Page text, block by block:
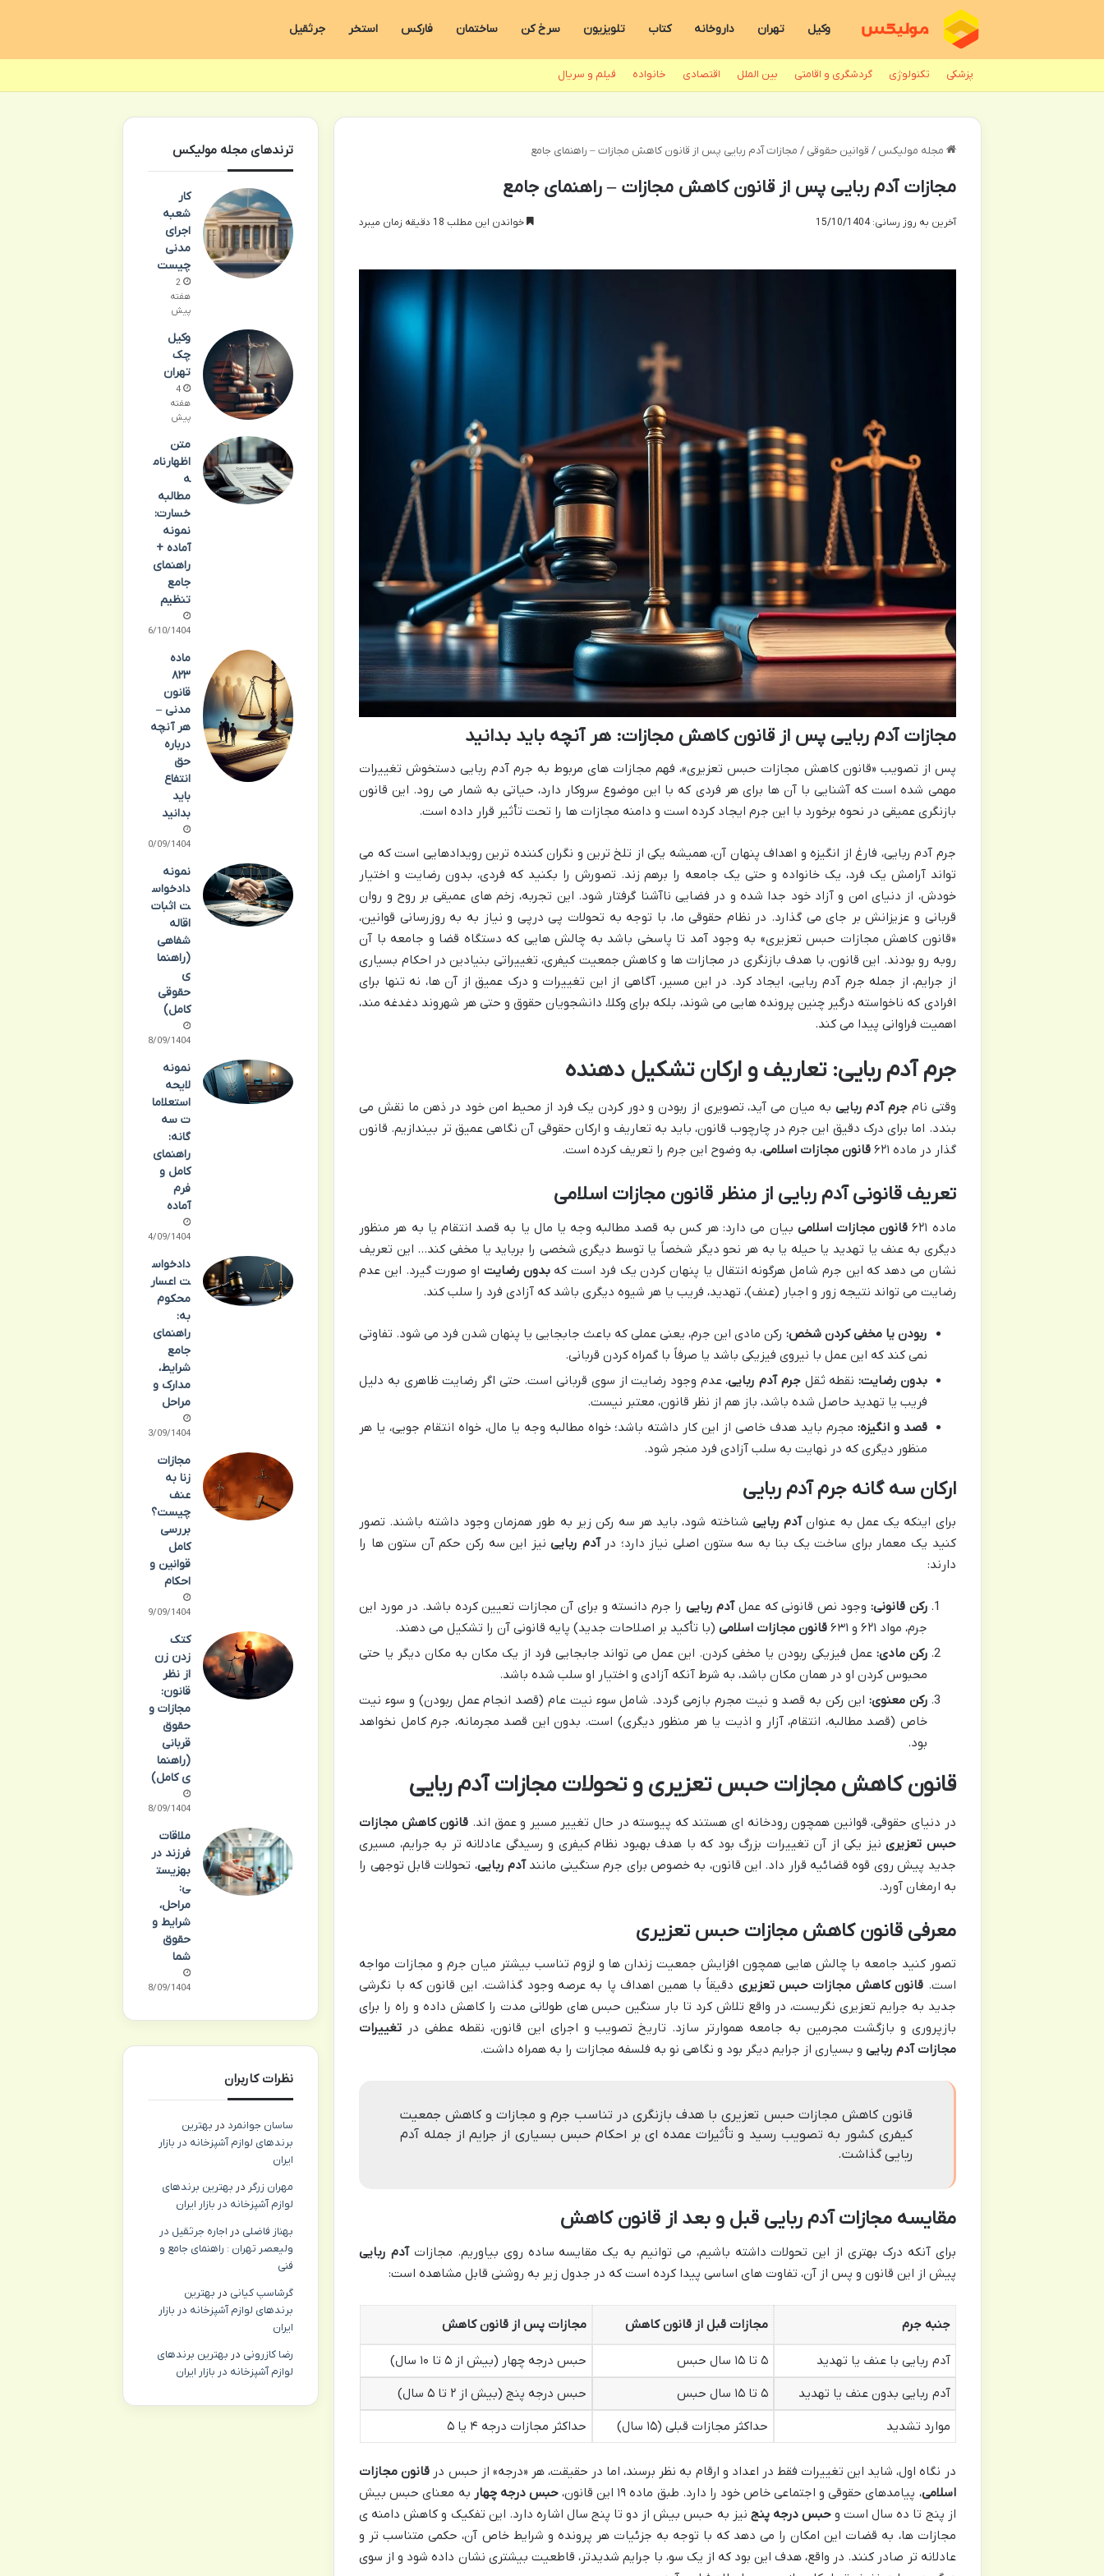
وکیل تهران داروخانه کتاب تلویزیون سرخ کن ساختمان فارکس استخر جرثقیل
پزشکی تکنولوژی گردشگری و اقامتی بین الملل اقتصادی خانواده فیلم و سریال
مجله مولیکس / قوانین حقوقی / مجازات آدم ربایی پس از قانون کاهش مجازات – راهنمای جامع
مجازات آدم ربایی پس از قانون کاهش مجازات – راهنمای جامع
آخرین به روز رسانی: 15/10/1404 خواندن این مطلب 18 دقیقه زمان میبرد
مجازات آدم ربایی پس از قانون کاهش مجازات: هر آنچه باید بدانید
پس از تصویب «قانون کاهش مجازات حبس تعزیری»، فهم مجازات های مربوط به جرم آدم ربایی دستخوش تغییرات
مهمی شده است که آشنایی با آن ها برای هر فردی که با این موضوع سروکار دارد، حیاتی به شمار می رود. این قانون
بازنگری عمیقی در نحوه برخورد با این جرم ایجاد کرده است و دامنه مجازات ها را تحت تأثیر قرار داده است.
جرم آدم ربایی، فارغ از انگیزه و اهداف پنهان آن، همیشه یکی از تلخ ترین و نگران کننده ترین رویدادهایی است که می
تواند آرامش یک فرد، یک خانواده و حتی یک جامعه را برهم زند. تصورش را بکنید که فردی، بدون رضایت و اختیار
خودش، از دنیای امن و آزاد خود جدا شده و در فضایی ناآشنا گرفتار شود. این تجربه، زخم های عمیقی بر روح و روان
قربانی و عزیزانش بر جای می گذارد. در نظام حقوقی ما، با توجه به تحولات پی درپی و نیاز به به روزرسانی قوانین،
«قانون کاهش مجازات حبس تعزیری» به وجود آمد تا پاسخی باشد به چالش هایی که دستگاه قضا و جامعه با آن
روبه رو بودند. این قانون، با هدف بازنگری در مجازات ها و کاهش جمعیت کیفری، تغییراتی بنیادین در احکام بسیاری
از جرایم، از جمله جرم آدم ربایی، ایجاد کرد. در این مسیر، آگاهی از این تغییرات و درک عمیق از آن ها، نه تنها برای
افرادی که ناخواسته درگیر چنین پرونده هایی می شوند، بلکه برای وکلا، دانشجویان حقوق و حتی هر شهروند دغدغه مند،
اهمیت فراوانی پیدا می کند.
جرم آدم ربایی: تعاریف و ارکان تشکیل دهنده
وقتی نام جرم آدم ربایی به میان می آید، تصویری از ربودن و دور کردن یک فرد از محیط امن خود در ذهن ما نقش می
بندد. اما برای درک دقیق این جرم در چارچوب قانون، باید به تعاریف و ارکان حقوقی آن نگاهی عمیق تر بیندازیم. قانون
گذار در ماده ۶۲۱
قانون مجازات اسلامی، به وضوح این جرم را تعریف کرده است.
تعریف قانونی آدم ربایی از منظر قانون مجازات اسلامی
ماده ۶۲۱ قانون مجازات اسلامی بیان می دارد: هر کس به قصد مطالبه وجه یا مال یا به قصد انتقام یا به هر منظور
دیگری به عنف یا تهدید یا حیله یا به هر نحو دیگر شخصاً یا توسط دیگری شخصی را برباید یا مخفی کند… این تعریف
نشان می دهد که این جرم شامل هرگونه انتقال یا پنهان کردن یک فرد است کهبدون رضایت او صورت گیرد. این عدم
رضایت می تواند نتیجه زور و اجبار (عنف)، تهدید، فریب یا هر شیوه دیگری باشد که آزادی فرد را سلب کند.
ربودن یا مخفی کردن شخص: رکن مادی این جرم، یعنی عملی که باعث جابجایی یا پنهان شدن فرد می شود. تفاوتی
نمی کند که این عمل با نیروی فیزیکی باشد یا صرفاً با گمراه کردن قربانی.
بدون رضایت: نقطه ثقلجرم آدم ربایی، عدم وجود رضایت از سوی قربانی است. حتی اگر رضایت ظاهری به دلیل
فریب یا تهدید حاصل شده باشد، باز هم از نظر قانون، معتبر نیست.
قصد و انگیزه: مجرم باید هدف خاصی از این کار داشته باشد؛ خواه مطالبه وجه یا مال، خواه انتقام جویی، یا هر
منظور دیگری که در نهایت به سلب آزادی فرد منجر شود.
ارکان سه گانه جرم آدم ربایی
برای اینکه یک عمل به عنوانآدم ربایی شناخته شود، باید هر سه رکن زیر به طور همزمان وجود داشته باشند. تصور
کنید یک معمار برای ساخت یک بنا به سه ستون اصلی نیاز دارد؛ درآدم ربایینیز این سه رکن حکم آن ستون ها را
دارند:
رکن قانونی:وجود نص قانونی که عملآدم ربایی را جرم دانسته و برای آن مجازات تعیین کرده باشد. در مورد این
جرم، مواد ۶۲۱ و ۶۳۱
قانون مجازات اسلامی (با تأکید بر اصلاحات جدید) پایه قانونی آن را تشکیل می دهند.
رکن مادی: عمل فیزیکی ربودن یا مخفی کردن. این عمل می تواند جابجایی فرد از یک مکان به مکان دیگر یا حتی
محبوس کردن او در همان مکان باشد، به شرط آنکه آزادی و اختیار او سلب شده باشد.
رکن معنوی: این رکن به قصد و نیت مجرم بازمی گردد. شامل سوء نیت عام (قصد انجام عمل ربودن) و سوء نیت
خاص (قصد مطالبه، انتقام، آزار و اذیت یا هر منظور دیگری) است. بدون این قصد مجرمانه، جرم کامل نخواهد
بود.
قانون کاهش مجازات حبس تعزیری و تحولات مجازات آدم ربایی
در دنیای حقوقی، قوانین همچون رودخانه ای هستند که پیوسته در حال تغییر مسیر و عمق اند. قانون کاهش مجازات
حبس تعزیرینیز یکی از آن تغییرات بزرگ بود که با هدف بهبود نظام کیفری و رسیدگی عادلانه تر به جرایم، مسیری
جدید پیش روی قوه قضائیه قرار داد. این قانون، به خصوص برای جرم سنگینی مانندآدم ربایی، تحولات قابل توجهی را
به ارمغان آورد.
معرفی قانون کاهش مجازات حبس تعزیری
تصور کنید جامعه با چالش هایی همچون افزایش جمعیت زندان ها و لزوم تناسب بیشتر میان جرم و مجازات مواجه
است. قانون کاهش مجازات حبس تعزیری دقیقاً با همین اهداف پا به عرصه وجود گذاشت. این قانون که با نگرشی
جدید به جرایم تعزیری نگریست، در واقع تلاش کرد تا بار سنگین حبس های طولانی مدت را کاهش داده و راه را برای
بازپروری و بازگشت مجرمین به جامعه هموارتر سازد. تاریخ تصویب و اجرای این قانون، نقطه عطفی در تغییرات
مجازات آدم ربایی و بسیاری از جرایم دیگر بود و نگاهی نو به فلسفه مجازات را به همراه داشت.
قانون کاهش مجازات حبس تعزیری با هدف بازنگری در تناسب جرم و مجازات و کاهش جمعیت
کیفری کشور به تصویب رسید و تأثیرات عمده ای بر احکام حبس بسیاری از جرایم از جمله آدم
ربایی گذاشت.
مقایسه مجازات آدم ربایی قبل و بعد از قانون کاهش
برای آنکه درک بهتری از این تحولات داشته باشیم، می توانیم به یک مقایسه ساده روی بیاوریم. مجازاتآدم ربایی
پیش از این قانون و پس از آن، تفاوت های اساسی پیدا کرده است که در جدول زیر به روشنی قابل مشاهده است:
جنبه جرم مجازات قبل از قانون کاهش مجازات پس از قانون کاهش
آدم ربایی با عنف یا تهدید ۵ تا ۱۵ سال حبس
حبس درجه چهار (بیش از ۵ تا ۱۰ سال)
آدم ربایی بدون عنف یا تهدید
۵ تا ۱۵ سال حبس
حبس درجه پنج (بیش از ۲ تا ۵ سال)
موارد تشدید
حداکثر مجازات قبلی (۱۵ سال) حداکثر مجازات درجه ۴ یا ۵
در نگاه اول، شاید این تغییرات فقط در اعداد و ارقام به نظر برسند، اما در حقیقت، هر «درجه» از حبس در قانون مجازات
اسلامی، پیامدهای حقوقی و اجتماعی خاص خود را دارد. طبق ماده ۱۹ این قانون، حبس درجه چهار به معنای حبس بیش
از پنج تا ده سال است وحبس درجه پنج نیز به حبس بیش از دو تا پنج سال اشاره دارد. این تفکیک و کاهش دامنه ی
مجازات ها، به قضات این امکان را می دهد که با توجه به جزئیات هر پرونده و شرایط خاص آن، حکمی متناسب تر و
عادلانه تر صادر کنند. در واقع، هدف این بود که از یک سو، با جرایم شدیدتر، قاطعیت بیشتری نشان داده شود و از سوی
ترندهای مجله مولیکس
کار
شعبه
اجرای
مدنی
چیست
2
هفته
پیش
وکیل
چک
تهران
4
هفته
پیش
متن
اظهارنام
ه
مطالبه
خسارت:
نمونه
آماده +
راهنمای
جامع
تنظیم
06/10/1404
ماده
۸۲۳
قانون
مدنی –
هر آنچه
درباره
حق
انتفاع
باید
بدانید
30/09/1404
نمونه
دادخواس
ت اثبات
اقاله
شفاهی
(راهنما
ی
حقوقی
کامل)
28/09/1404
نمونه
لایحه
استعلاما
ت سه
گانه:
راهنمای
کامل و
فرم
آماده
24/09/1404
دادخواس
ت اعسار
محکوم
به:
راهنمای
جامع
شرایط،
مدارک و
مراحل
23/09/1404
مجازات
زنا به
عنف
چیست؟
بررسی
کامل
قوانین و
احکام
19/09/1404
کتک
زدن زن
از نظر
قانون:
مجازات و
حقوق
قربانی
(راهنما
ی کامل)
18/09/1404
ملاقات
فرزند در
بهزیست
ی:
مراحل،
شرایط و
حقوق
شما
18/09/1404
نظرات کاربران
ساسان جوانمرد در بهترین
برندهای لوازم آشپزخانه در بازار
ایران
مهران زرگر در بهترین برندهای
لوازم آشپزخانه در بازار ایران
بهناز فاضلی در اجاره جرثقیل در
ولیعصر تهران : راهنمای جامع و
فنی
گرشاسپ کیانی در بهترین
برندهای لوازم آشپزخانه در بازار
ایران
رضا کازرونی در بهترین برندهای
لوازم آشپزخانه در بازار ایران